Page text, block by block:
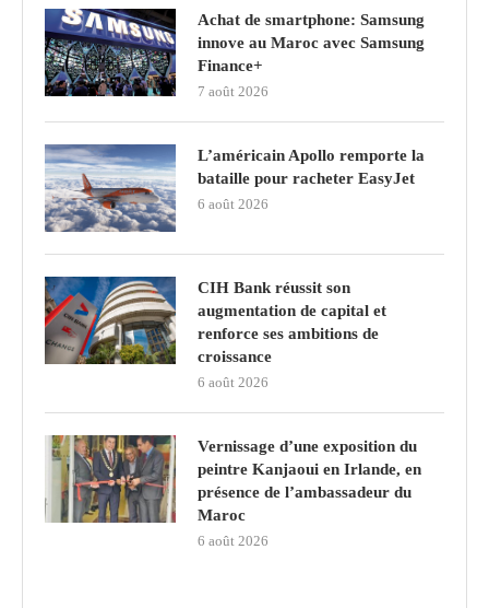
Achat de smartphone: Samsung
innove au Maroc avec Samsung
Finance+
7 août 2026
L’américain Apollo remporte la
bataille pour racheter EasyJet
6 août 2026
CIH Bank réussit son
augmentation de capital et
renforce ses ambitions de
croissance
6 août 2026
Vernissage d’une exposition du
peintre Kanjaoui en Irlande, en
présence de l’ambassadeur du
Maroc
6 août 2026